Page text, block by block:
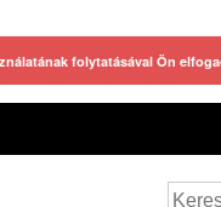
folytatásával Ön